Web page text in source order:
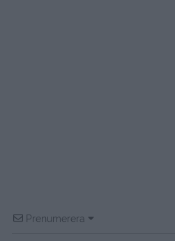
Prenumerera